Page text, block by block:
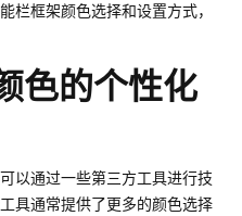
栏框架颜色选择和设置方式，
色的个性化
以通过一些第三方工具进行技
具通常提供了更多的颜色选择